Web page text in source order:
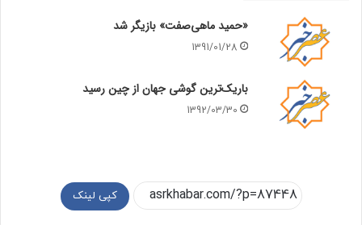
«حمید ماهی‌صفت» بازیگر شد
1391/01/28
باریک‌ترین گوشی جهان از چین رسید
1392/03/30
کپی لینک